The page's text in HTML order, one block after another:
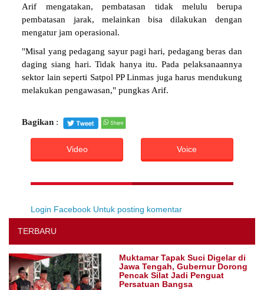
Arif mengatakan, pembatasan tidak melulu berupa
pembatasan jarak, melainkan bisa dilakukan dengan
mengatur jam operasional.
"Misal yang pedagang sayur pagi hari, pedagang beras dan
daging siang hari. Tidak hanya itu. Pada pelaksanaannya
sektor lain seperti Satpol PP Linmas juga harus mendukung
melakukan pengawasan," pungkas Arif.
Bagikan :
Video Voice
Login Facebook Untuk posting komentar
TERBARU
Muktamar Tapak Suci Digelar di
Jawa Tengah, Gubernur Dorong
Pencak Silat Jadi Penguat
Persatuan Bangsa